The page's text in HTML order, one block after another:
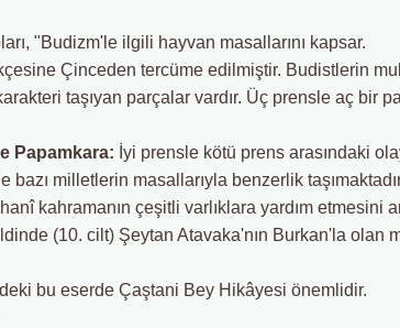
"Budizm'le ilgili hayvan masallarını kapsar.
Çinceden tercüme edilmiştir. Budistlerin
taşıyan parçalar vardır. Üç prensle aç bir
Papamkara: İyi prensle kötü prens arasındaki
bazı milletlerin masallarıyla benzerlik
kahramanın çeşitli varlıklara yardım etmesini
(10. cilt) Şeytan Atavaka'nın Burkan'la olan
bu eserde Çaştani Bey Hikâyesi önemlidir.